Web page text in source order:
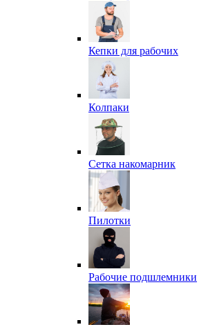
Кепки для рабочих
Колпаки
Сетка накомарник
Пилотки
Рабочие подшлемники